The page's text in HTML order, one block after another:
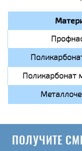
Поликарбонат
ПОЛУЧИТЕ